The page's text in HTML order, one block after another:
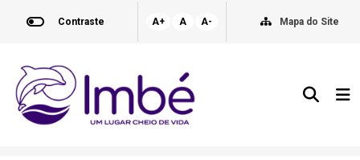
Contraste A+ A A- Mapa do Site